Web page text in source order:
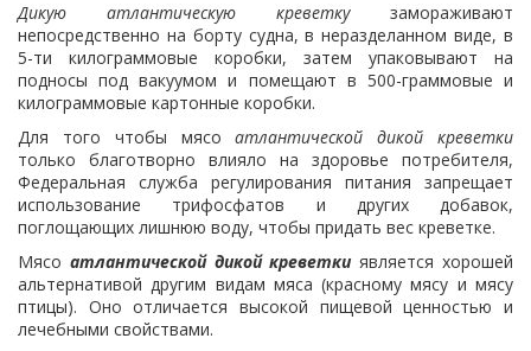
Дикую атлантическую креветку замораживают
непосредственно на борту судна, в неразделанном виде, в
5-ти килограммовые коробки, затем упаковывают на
подносы под вакуумом и помещают в 500-граммовые и
килограммовые картонные коробки.
Для того чтобы мясоатлантической дикой креветки
только благотворно влияло на здоровье потребителя,
Федеральная служба регулирования питания запрещает
использование трифосфатов и других добавок,
поглощающих лишнюю воду, чтобы придать вес креветке.
Мясо атлантической дикой креветки является хорошей
альтернативой другим видам мяса (красному мясу и мясу
птицы). Оно отличается высокой пищевой ценностью и
лечебными свойствами.